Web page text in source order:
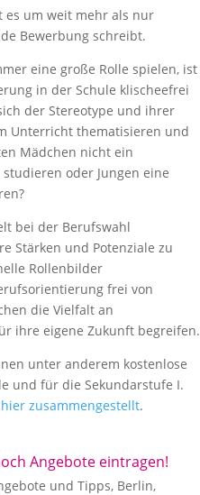
es um weit mehr als nur
Bewerbung schreibt.
eine große Rolle spielen, ist
in der Schule klischeefrei
der Stereotype und ihrer
Unterricht thematisieren und
Mädchen nicht ein
oder Jungen eine
bei der Berufswahl
Stärken und Potenziale zu
Rollenbilder
frei von
die Vielfalt an
ihre eigene Zukunft begreifen.
unter anderem kostenlose
und für die Sekundarstufe I.
hier zusammengestellt.
Angebote eintragen!
und Tipps, Berlin,